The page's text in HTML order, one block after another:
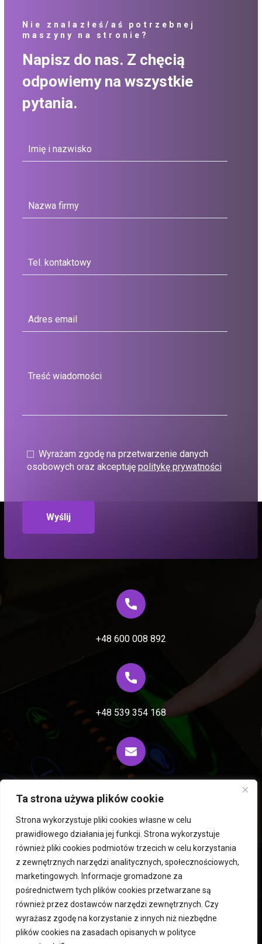
Ta strona używa plików cookie
Strona wykorzystuje pliki cookies własne w celu
prawidłowego działania jej funkcji. Strona wykorzystuje
również pliki cookies podmiotów trzecich w celu korzystania
z zewnętrznych narzędzi analitycznych, społecznościowych,
marketingowych. Informacje gromadzone za
pośrednictwem tych plików cookies przetwarzane są
również przez dostawców narzędzi zewnętrznych. Czy
wyrażasz zgodę na korzystanie z innych niż niezbędne
plików cookies na zasadach opisanych w polityce
Nie znalazłeś/aś potrzebnej
maszyny na stronie?
Napisz do nas. Z chęcią
odpowiemy na wszystkie
pytania.
Wyrażam zgodę na przetwarzenie danych
osobowych oraz akceptuję politykę prywatności
+48 600 008 892
+48 539 354 168
Wirówki i ekstraktory Rousselet Robatel
Mieszalniki PERMIX
Liofilizatory i suszarnie Hegatec
Maszyny używane
Suszarnie fluidalne
Atomizery Usługi
Kontakt
Polityka prywatności